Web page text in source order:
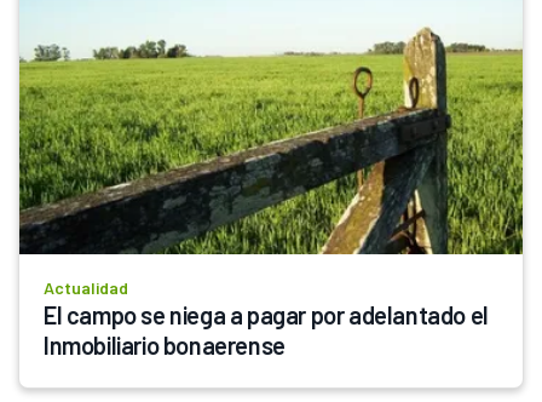
Actualidad
El campo se niega a pagar por adelantado el
Inmobiliario bonaerense